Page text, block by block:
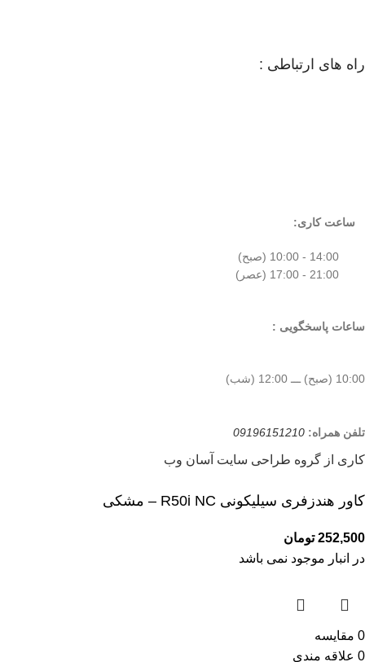
راه های ارتباطی :
ساعت کاری:
ساعات پاسخگویی :
10:00 (صبح) ـــ 12:00 (شب)
تلفن همراه: 09196151210
کاری از گروه طراحی سایت آسان وب
کاور هندزفری سیلیکونی R50i NC – مشکی
252,500 تومان
در انبار موجود نمی باشد
0 مقایسه
0 علاقه مندی